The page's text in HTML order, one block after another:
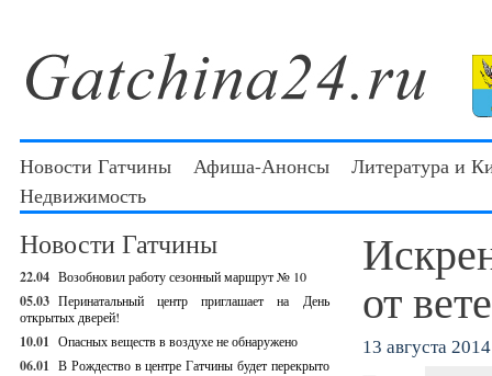
Новости Гатчины Афиша-Анонсы
Литература и
Недвижимость
Новости Гатчины
22.04 Возобновил работу сезонный маршрут № 10
05.03 Перинатальный центр приглашает на День
открытых дверей!
10.01 Опасных веществ в воздухе не обнаружено
06.01 В Рождество в центре Гатчины будет перекрыто
от
13 августа 2014